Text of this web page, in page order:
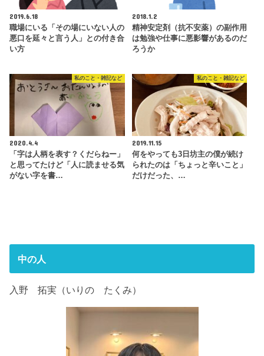
2019.6.18
職場にいる「その場にいない人の
悪口を延々と言う人」との付き合
い方
2018.1.2
精神安定剤（抗不安薬）の副作用
は勉強や仕事に悪影響があるのだ
ろうか
私のこと・雑記など
2020.4.4
「字は人柄を表す？くだらねー」
と思ってたけど「人に読ませる気
がない字を書…
私のこと・雑記など
2019.11.15
何をやっても3日坊主の僕が続け
られたのは「ちょっと辛いこと」
だけだった、…
中の人
入野 拓実（いりの たくみ）